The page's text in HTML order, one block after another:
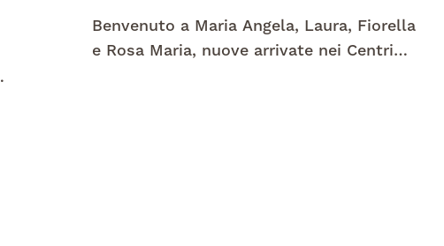
Benvenuto a Maria Angela, Laura, Fiorella
e Rosa Maria, nuove arrivate nei Centri